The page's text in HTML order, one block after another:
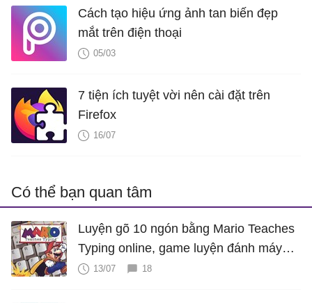
Cách tạo hiệu ứng ảnh tan biến đẹp
mắt trên điện thoại
05/03
7 tiện ích tuyệt vời nên cài đặt trên
Firefox
16/07
Có thể bạn quan tâm
Luyện gõ 10 ngón bằng Mario Teaches
Typing online, game luyện đánh máy
cực hấp dẫn
13/07 18